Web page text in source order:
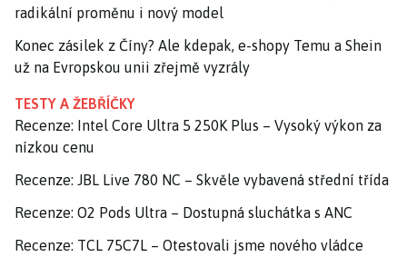
radikální proměnu i nový model
Konec zásilek z Číny? Ale kdepak, e-shopy Temu a Shein
už na Evropskou unii zřejmě vyzrály
TESTY A ŽEBŘÍČKY
Recenze: Intel Core Ultra 5 250K Plus – Vysoký výkon za
nízkou cenu
Recenze: JBL Live 780 NC – Skvěle vybavená střední třída
Recenze: O2 Pods Ultra – Dostupná sluchátka s ANC
Recenze: TCL 75C7L – Otestovali jsme nového vládce